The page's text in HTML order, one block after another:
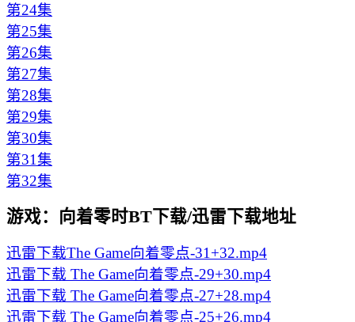
第24集
第25集
第26集
第27集
第28集
第29集
第30集
第31集
第32集
游戏：向着零时BT下载/迅雷下载地址
迅雷下载The Game向着零点-31+32.mp4
迅雷下载 The Game向着零点-29+30.mp4
迅雷下载 The Game向着零点-27+28.mp4
迅雷下载 The Game向着零点-25+26.mp4